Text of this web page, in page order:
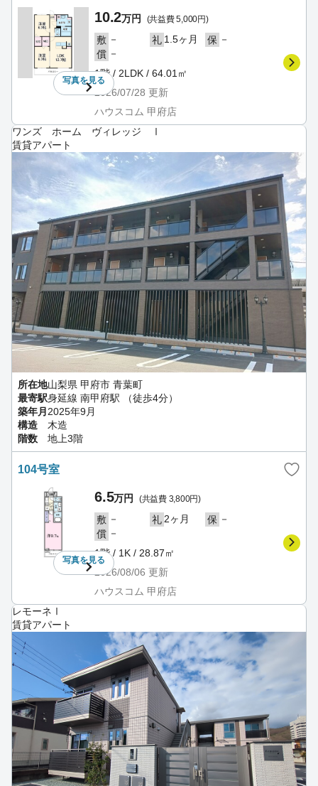
写真を見る
10.2万円 (共益費 5,000円)
敷 － 礼 1.5ヶ月 保 －
償 －
1階 / 2LDK / 64.01㎡
2026/07/28 更新
ハウスコム 甲府店
ワンズ ホーム ヴィレッジ Ⅰ
賃貸アパート
所在地山梨県 甲府市 青葉町
最寄駅身延線 南甲府駅 （徒歩4分）
築年月 2025年9月
構造
木造
階数
地上3階
104号室
写真を見る
6.5万円 (共益費 3,800円)
敷 － 礼 2ヶ月 保 －
償 －
1階 / 1K / 28.87㎡
2026/08/06 更新
ハウスコム 甲府店
レモーネⅠ
賃貸アパート